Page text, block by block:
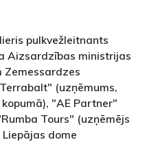
pulkvežleitnants
Aizsardzības ministrijas
Zemessardzes
(uzņēmums,
"AE Partner"
Tours" (uzņēmējs
dome